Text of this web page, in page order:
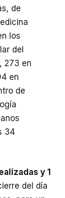
de
los
del
273 en
en
de
34
y 1
del día